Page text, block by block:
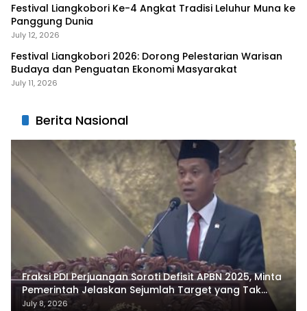
Festival Liangkobori Ke-4 Angkat Tradisi Leluhur Muna ke
Panggung Dunia
July 12, 2026
Festival Liangkobori 2026: Dorong Pelestarian Warisan
Budaya dan Penguatan Ekonomi Masyarakat
July 11, 2026
Berita Nasional
Fraksi PDI Perjuangan Soroti Defisit APBN 2025, Minta
Pemerintah Jelaskan Sejumlah Target yang Tak
Tercapai
July 8, 2026